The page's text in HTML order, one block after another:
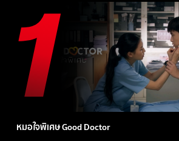
หมอใจพิเศษ Good Doctor